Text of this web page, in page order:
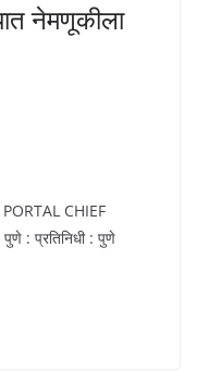
नेमणूकीला
CHIEF
: प्रतिनिधी : पुणे